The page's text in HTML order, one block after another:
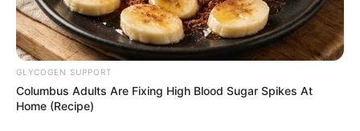
GLYCOGEN SUPPORT
Columbus Adults Are Fixing High Blood Sugar Spikes At
Home (Recipe)